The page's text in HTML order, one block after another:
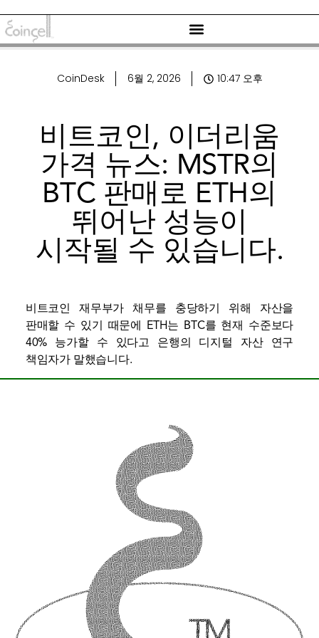
CoinDesk 6월 2, 2026 10:47 오후
비트코인, 이더리움
가격 뉴스: MSTR의
BTC 판매로 ETH의
뛰어난 성능이
시작될 수 있습니다.
비트코인 재무부가 채무를 충당하기 위해 자산을
판매할 수 있기 때문에 ETH는 BTC를 현재 수준보다
40% 능가할 수 있다고 은행의 디지털 자산 연구
책임자가 말했습니다.